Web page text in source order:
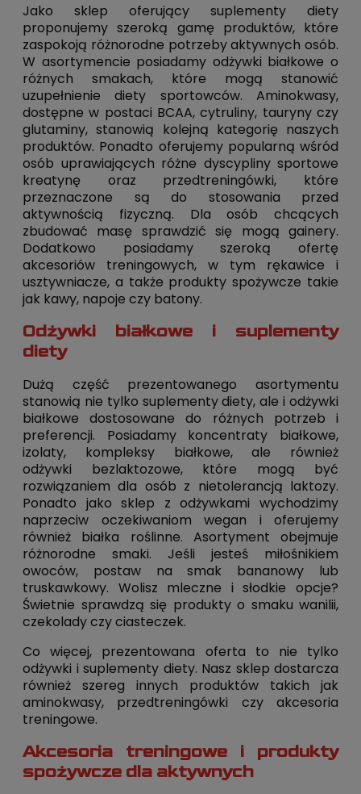
Jako sklep oferujący suplementy diety
proponujemy szeroką gamę produktów, które
zaspokoją różnorodne potrzeby aktywnych osób.
W asortymencie posiadamy odżywki białkowe o
różnych smakach, które mogą stanowić
uzupełnienie diety sportowców. Aminokwasy,
dostępne w postaci BCAA, cytruliny, tauryny czy
glutaminy, stanowią kolejną kategorię naszych
produktów. Ponadto oferujemy popularną wśród
osób uprawiających różne dyscypliny sportowe
kreatynę oraz przedtreningówki, które
przeznaczone są do stosowania przed
aktywnością fizyczną. Dla osób chcących
zbudować masę sprawdzić się mogą gainery.
Dodatkowo posiadamy szeroką ofertę
akcesoriów treningowych, w tym rękawice i
usztywniacze, a także produkty spożywcze takie
jak kawy, napoje czy batony.
Odżywki białkowe i suplementy
diety
Dużą część prezentowanego asortymentu
stanowią nie tylko suplementy diety, ale i odżywki
białkowe dostosowane do różnych potrzeb i
preferencji. Posiadamy koncentraty białkowe,
izolaty, kompleksy białkowe, ale również
odżywki bezlaktozowe, które mogą być
rozwiązaniem dla osób z nietolerancją laktozy.
Ponadto jako sklep z odżywkami wychodzimy
naprzeciw oczekiwaniom wegan i oferujemy
również białka roślinne. Asortyment obejmuje
różnorodne smaki. Jeśli jesteś miłośnikiem
owoców, postaw na smak bananowy lub
truskawkowy. Wolisz mleczne i słodkie opcje?
Świetnie sprawdzą się produkty o smaku wanilii,
czekolady czy ciasteczek.
Co więcej, prezentowana oferta to nie tylko
odżywki i suplementy diety. Nasz sklep dostarcza
również szereg innych produktów takich jak
aminokwasy, przedtreningówki czy akcesoria
treningowe.
Akcesoria treningowe i produkty
spożywcze dla aktywnych